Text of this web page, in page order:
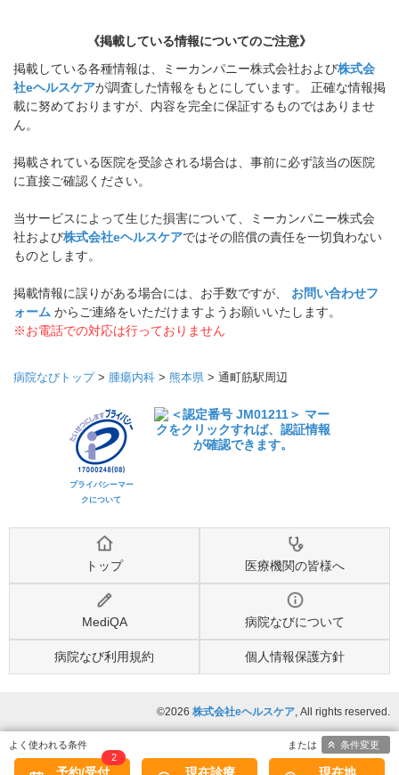
《掲載している情報についてのご注意》
掲載している各種情報は、ミーカンパニー株式会社および株式会
社eヘルスケアが調査した情報をもとにしています。 正確な情報掲
載に努めておりますが、内容を完全に保証するものではありませ
ん。
掲載されている医院を受診される場合は、事前に必ず該当の医院
に直接ご確認ください。
当サービスによって生じた損害について、ミーカンパニー株式会
社および株式会社eヘルスケアではその賠償の責任を一切負わない
ものとします。
掲載情報に誤りがある場合には、お手数ですが、 お問い合わせフ
ォーム からご連絡をいただけますようお願いいたします。
※お電話での対応は行っておりません
病院なびトップ> 腫瘍内科 > 熊本県 > 通町筋駅周辺
プライバシーマー
クについて
トップ 医療機関の皆様へ
MediQA 病院なびについて
病院なび利用規約 個人情報保護方針
©2026 株式会社eヘルスケア, All rights reserved.
2
条件変更